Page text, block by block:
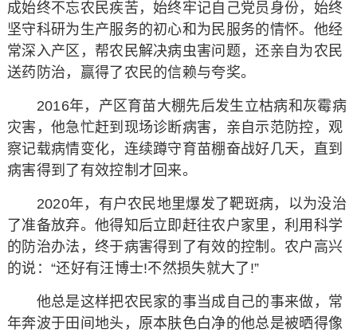
成始终不忘农民疾苦，始终牢记自己党员身份，始终
坚守科研为生产服务的初心和为民服务的情怀。他经
常深入产区，帮农民解决病虫害问题，还亲自为农民
送药防治，赢得了农民的信赖与夸奖。
2016年，产区育苗大棚先后发生立枯病和灰霉病
灾害，他急忙赶到现场诊断病害，亲自示范防控，观
察记载病情变化，连续蹲守育苗棚奋战好几天，直到
病害得到了有效控制才回来。
2020年，有户农民地里爆发了靶斑病，以为没治
了准备放弃。他得知后立即赶往农户家里，利用科学
的防治办法，终于病害得到了有效的控制。农户高兴
的说：“还好有汪博士!不然损失就大了!”
他总是这样把农民家的事当成自己的事来做，常
年奔波于田间地头，原本肤色白净的他总是被晒得像